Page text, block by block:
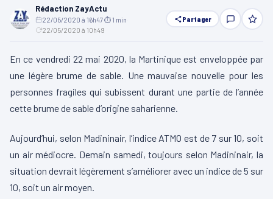
Rédaction ZayActu
22/05/2020 à 16h47⏱ 1 min
22/05/2020 à 10h49
Partager
En ce vendredi 22 mai 2020, la Martinique est enveloppée par
une légère brume de sable. Une mauvaise nouvelle pour les
personnes fragiles qui subissent durant une partie de l’année
cette brume de sable d’origine saharienne.
Aujourd’hui, selon Madininair, l’indice ATMO est de 7 sur 10, soit
un air médiocre. Demain samedi, toujours selon Madininair, la
situation devrait légèrement s’améliorer avec un indice de 5 sur
10, soit un air moyen.